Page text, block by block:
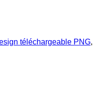
téléchargeable PNG,